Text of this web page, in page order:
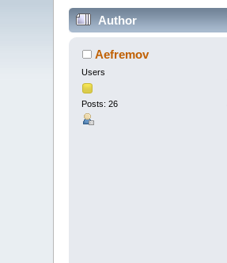
Author
Aefremov
Users
Posts: 26